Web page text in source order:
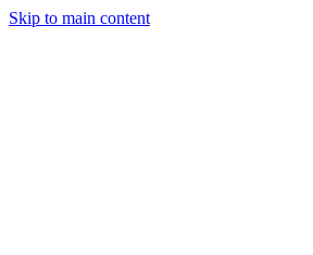
Skip to main content